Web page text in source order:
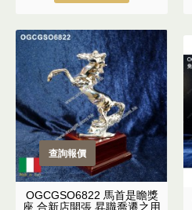
OGCGSO6822 馬首是瞻獎
座 合新店開張 昇職喬遷之用
查詢報價